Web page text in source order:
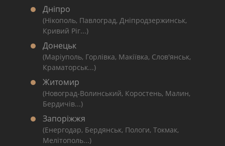
Дніпро
(Нікополь, Павлоград, Дніпродзержинськ,
Кривий Ріг...)
Донецьк
(Маріуполь, Горлівка, Макіївка, Слов'янськ,
Краматорськ...)
Житомир
(Новоград-Волинський, Коростень, Малин,
Бердичів...)
Запоріжжя
(Енергодар, Бердянськ, Пологи, Токмак,
Мелітополь...)